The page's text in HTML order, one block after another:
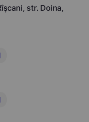
str. Doina,